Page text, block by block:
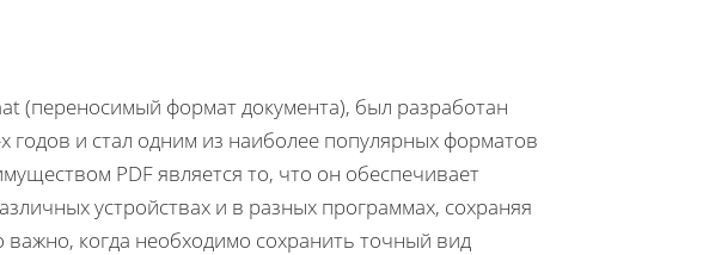
(переносимый формат документа), был разработан
годов и стал одним из наиболее популярных форматов
PDF является то, что он обеспечивает
устройствах и в разных программах, сохраняя
когда необходимо сохранить точный вид